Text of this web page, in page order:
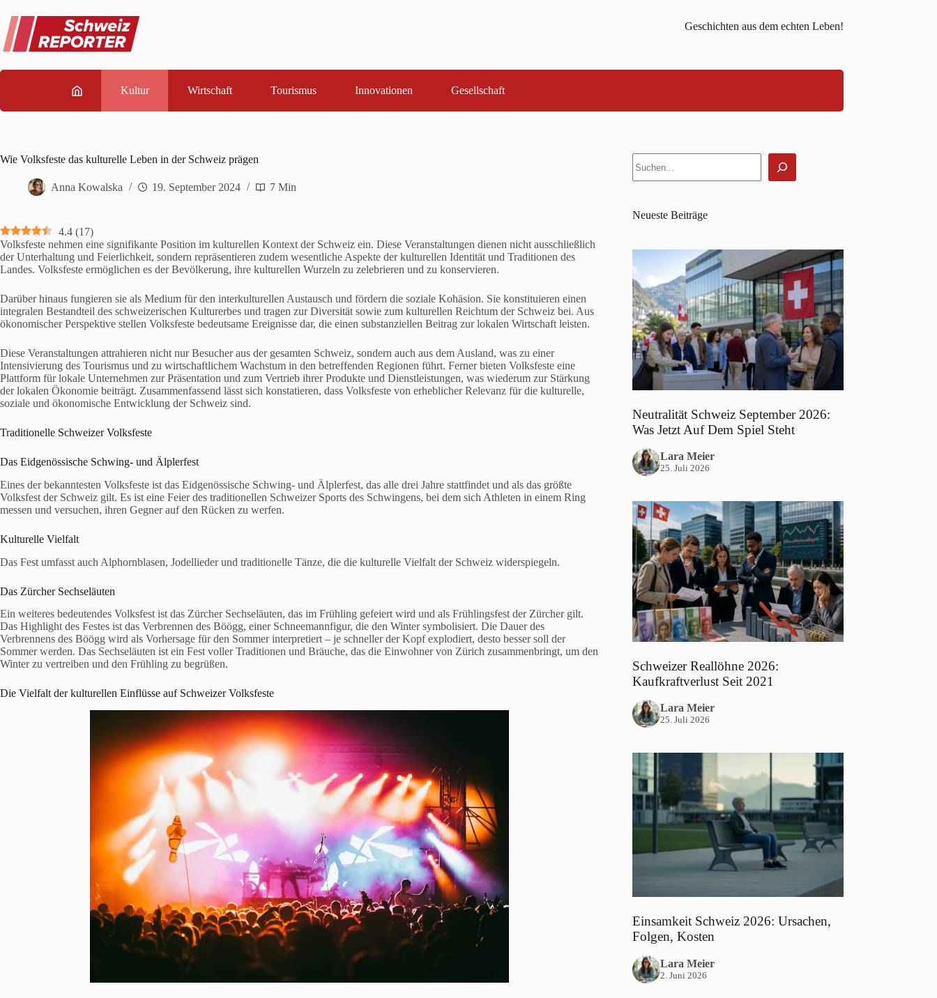
Inhalt
springen
Geschichten aus dem echten Leben!
Kultur Wirtschaft Tourismus Innovationen Gesellschaft
Wie Volksfeste das kulturelle Leben in der Schweiz prägen
Anna Kowalska 19. September 2024 7 Min
4.4 (17)
Volksfeste nehmen eine signifikante Position im kulturellen Kontext der Schweiz ein. Diese Veranstaltungen dienen nicht ausschließlich
der Unterhaltung und Feierlichkeit, sondern repräsentieren zudem wesentliche Aspekte der kulturellen Identität und Traditionen des
Landes. Volksfeste ermöglichen es der Bevölkerung, ihre kulturellen Wurzeln zu zelebrieren und zu konservieren.
Darüber hinaus fungieren sie als Medium für den interkulturellen Austausch und fördern die soziale Kohäsion. Sie konstituieren einen
integralen Bestandteil des schweizerischen Kulturerbes und tragen zur Diversität sowie zum kulturellen Reichtum der Schweiz bei. Aus
ökonomischer Perspektive stellen Volksfeste bedeutsame Ereignisse dar, die einen substanziellen Beitrag zur lokalen Wirtschaft leisten.
Diese Veranstaltungen attrahieren nicht nur Besucher aus der gesamten Schweiz, sondern auch aus dem Ausland, was zu einer
Intensivierung des Tourismus und zu wirtschaftlichem Wachstum in den betreffenden Regionen führt. Ferner bieten Volksfeste eine
Plattform für lokale Unternehmen zur Präsentation und zum Vertrieb ihrer Produkte und Dienstleistungen, was wiederum zur Stärkung
der lokalen Ökonomie beiträgt. Zusammenfassend lässt sich konstatieren, dass Volksfeste von erheblicher Relevanz für die kulturelle,
soziale und ökonomische Entwicklung der Schweiz sind.
Traditionelle Schweizer Volksfeste
Das Eidgenössische Schwing- und Älplerfest
Eines der bekanntesten Volksfeste ist das Eidgenössische Schwing- und Älplerfest, das alle drei Jahre stattfindet und als das größte
Volksfest der Schweiz gilt. Es ist eine Feier des traditionellen Schweizer Sports des Schwingens, bei dem sich Athleten in einem Ring
messen und versuchen, ihren Gegner auf den Rücken zu werfen.
Kulturelle Vielfalt
Das Fest umfasst auch Alphornblasen, Jodellieder und traditionelle Tänze, die die kulturelle Vielfalt der Schweiz widerspiegeln.
Das Zürcher Sechseläuten
Ein weiteres bedeutendes Volksfest ist das Zürcher Sechseläuten, das im Frühling gefeiert wird und als Frühlingsfest der Zürcher gilt.
Das Highlight des Festes ist das Verbrennen des Böögg, einer Schneemannfigur, die den Winter symbolisiert. Die Dauer des
Verbrennens des Böögg wird als Vorhersage für den Sommer interpretiert – je schneller der Kopf explodiert, desto besser soll der
Sommer werden. Das Sechseläuten ist ein Fest voller Traditionen und Bräuche, das die Einwohner von Zürich zusammenbringt, um den
Winter zu vertreiben und den Frühling zu begrüßen.
Die Vielfalt der kulturellen Einflüsse auf Schweizer Volksfeste
Neueste Beiträge
Neutralität Schweiz September 2026:
Was Jetzt Auf Dem Spiel Steht
Lara Meier
25. Juli 2026
Schweizer Reallöhne 2026:
Kaufkraftverlust Seit 2021
Lara Meier
25. Juli 2026
Einsamkeit Schweiz 2026: Ursachen,
Folgen, Kosten
Lara Meier
2. Juni 2026